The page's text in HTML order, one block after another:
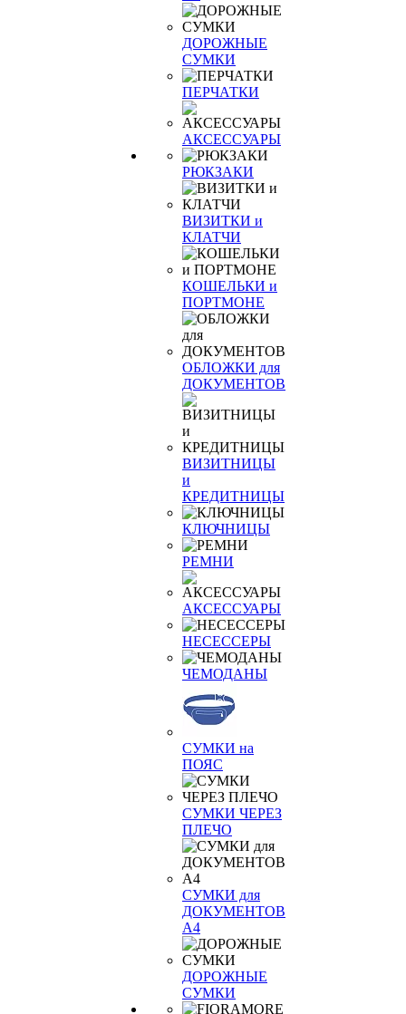
ДОРОЖНЫЕ
СУМКИ
ПЕРЧАТКИ
АКСЕССУАРЫ
РЮКЗАКИ
ВИЗИТКИ и
КЛАТЧИ
КОШЕЛЬКИ и
ПОРТМОНЕ
ОБЛОЖКИ для
ДОКУМЕНТОВ
ВИЗИТНИЦЫ
и
КРЕДИТНИЦЫ
КЛЮЧНИЦЫ
РЕМНИ
АКСЕССУАРЫ
НЕСЕССЕРЫ
ЧЕМОДАНЫ
СУМКИ на
ПОЯС
СУМКИ ЧЕРЕЗ
ПЛЕЧО
СУМКИ для
ДОКУМЕНТОВ
А4
ДОРОЖНЫЕ
СУМКИ